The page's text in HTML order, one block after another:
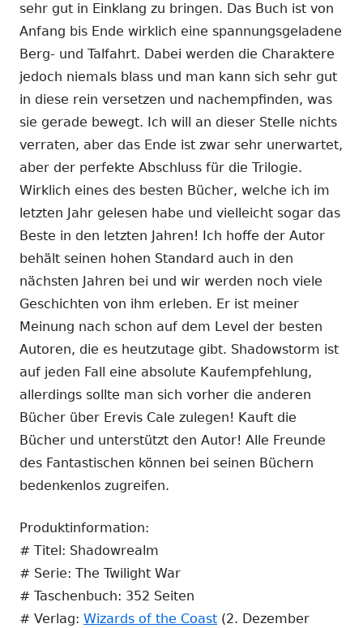
sehr gut in Einklang zu bringen. Das Buch ist von
Anfang bis Ende wirklich eine spannungsgeladene
Berg- und Talfahrt. Dabei werden die Charaktere
jedoch niemals blass und man kann sich sehr gut
in diese rein versetzen und nachempfinden, was
sie gerade bewegt. Ich will an dieser Stelle nichts
verraten, aber das Ende ist zwar sehr unerwartet,
aber der perfekte Abschluss für die Trilogie.
Wirklich eines des besten Bücher, welche ich im
letzten Jahr gelesen habe und vielleicht sogar das
Beste in den letzten Jahren! Ich hoffe der Autor
behält seinen hohen Standard auch in den
nächsten Jahren bei und wir werden noch viele
Geschichten von ihm erleben. Er ist meiner
Meinung nach schon auf dem Level der besten
Autoren, die es heutzutage gibt. Shadowstorm ist
auf jeden Fall eine absolute Kaufempfehlung,
allerdings sollte man sich vorher die anderen
Bücher über Erevis Cale zulegen! Kauft die
Bücher und unterstützt den Autor! Alle Freunde
des Fantastischen können bei seinen Büchern
bedenkenlos zugreifen.
Produktinformation:
# Titel: Shadowrealm
# Serie: The Twilight War
# Taschenbuch: 352 Seiten
# Verlag: Wizards of the Coast (2. Dezember